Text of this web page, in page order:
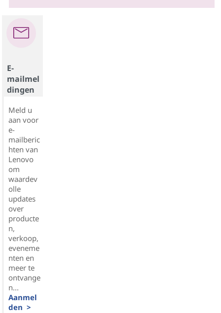
E-
mailmel
dingen
Meld u
aan voor
e-
mailberic
hten van
Lenovo
om
waardev
olle
updates
over
producte
n,
verkoop,
eveneme
nten en
meer te
ontvange
n...
Aanmel
den >